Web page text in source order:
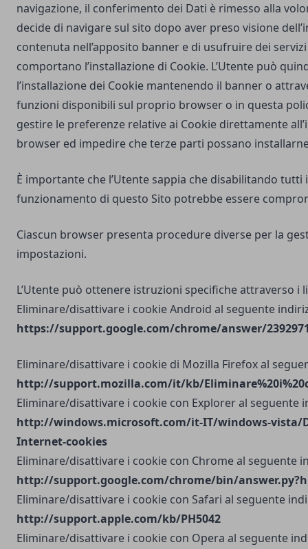
navigazione, il conferimento dei Dati è rimesso alla
decide di navigare sul sito dopo aver preso visione
contenuta nell’apposito banner e di usufruire dei
comportano l’installazione di Cookie. L’Utente può
l’installazione dei Cookie mantenendo il banner o
funzioni disponibili sul proprio browser o in questa
gestire le preferenze relative ai Cookie direttamente
browser ed impedire che terze parti possano
È importante che l’Utente sappia che disabilitando tutti
funzionamento di questo Sito potrebbe essere
Ciascun browser presenta procedure diverse per la
impostazioni.
L’Utente può ottenere istruzioni specifiche attraverso i
Eliminare/disattivare i cookie Android al seguente
https://support.google.com/chrome/answer/
Eliminare/disattivare i cookie di Mozilla Firefox al
http://support.mozilla.com/it/kb/
Eliminare/disattivare i cookie con Explorer al seguente
http://windows.microsoft.com/it-IT/windows-vista/
Internet-cookies
Eliminare/disattivare i cookie con Chrome al seguente
http://support.google.com/chrome/bin/
Eliminare/disattivare i cookie con Safari al seguente
http://support.apple.com/kb/PH5042
Eliminare/disattivare i cookie con Opera al seguente